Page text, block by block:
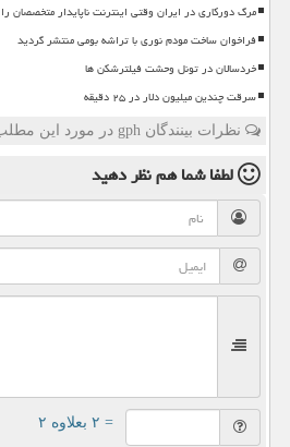
مرگ دورکاری در ایران وقتی اینترنت ناپایدار متخصصان
فراخوان ساخت مودم نوری با تراشه بومی منتشر گردید
خردسالان در تونل وحشت فیلترشکن ها
سرقت چندین میلیون دلار در ۲۵ دقیقه
نظرات بینندگان gph در مورد این مطلب
لطفا شما همنظر دهید
= ۲ بعلاوه ۲